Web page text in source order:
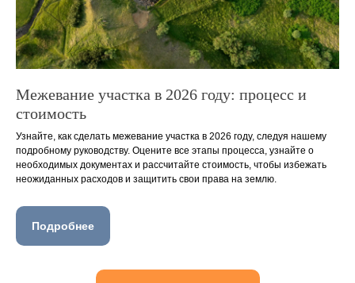
Межевание участка в 2026 году: процесс и
стоимость
Узнайте, как сделать межевание участка в 2026 году, следуя нашему
подробному руководству. Оцените все этапы процесса, узнайте о
необходимых документах и рассчитайте стоимость, чтобы избежать
неожиданных расходов и защитить свои права на землю.
Подробнее